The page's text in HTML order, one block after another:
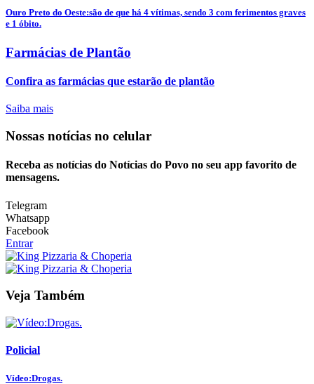
Ouro Preto do Oeste:são de que há 4 vítimas, sendo 3 com ferimentos graves
e 1 óbito.
Farmácias de Plantão
Confira as farmácias que estarão de plantão
Saiba mais
Nossas notícias no celular
Receba as notícias do Notícias do Povo no seu app favorito de
mensagens.
Telegram
Whatsapp
Facebook
Entrar
Veja Também
Policial
Vídeo:Drogas.